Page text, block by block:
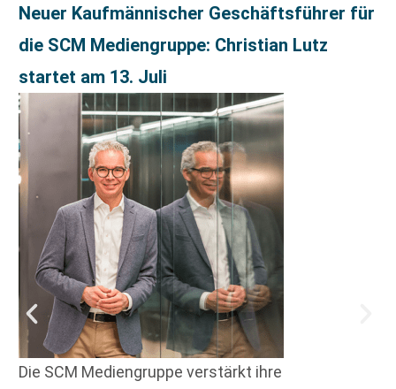
Neuer Kaufmännischer Geschäftsführer für
die SCM Mediengruppe: Christian Lutz
startet am 13. Juli
Die SCM Mediengruppe verstärkt ihre